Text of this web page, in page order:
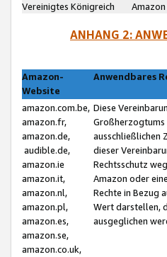
Vereinigtes Königreich
Amazon
ANHANG 2:
Amazon-
Website
Anwendbares
amazon.com.be,
amazon.fr,
amazon.de,
audible.de,
amazon.ie
amazon.it,
amazon.nl,
amazon.pl,
amazon.es,
amazon.se,
amazon.co.uk,
Diese
Großherzogtums
ausschließlichen
dieser
Rechtsschutz
Amazon oder
Rechte in Bezug
Wert darstellen,
ausgeglichen